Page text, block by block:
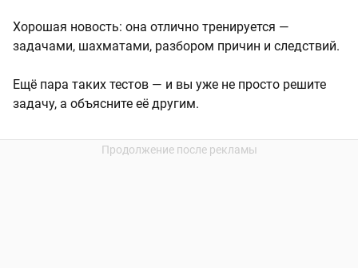
Хорошая новость: она отлично тренируется —
задачами, шахматами, разбором причин и следствий.
Ещё пара таких тестов — и вы уже не просто решите
задачу, а объясните её другим.